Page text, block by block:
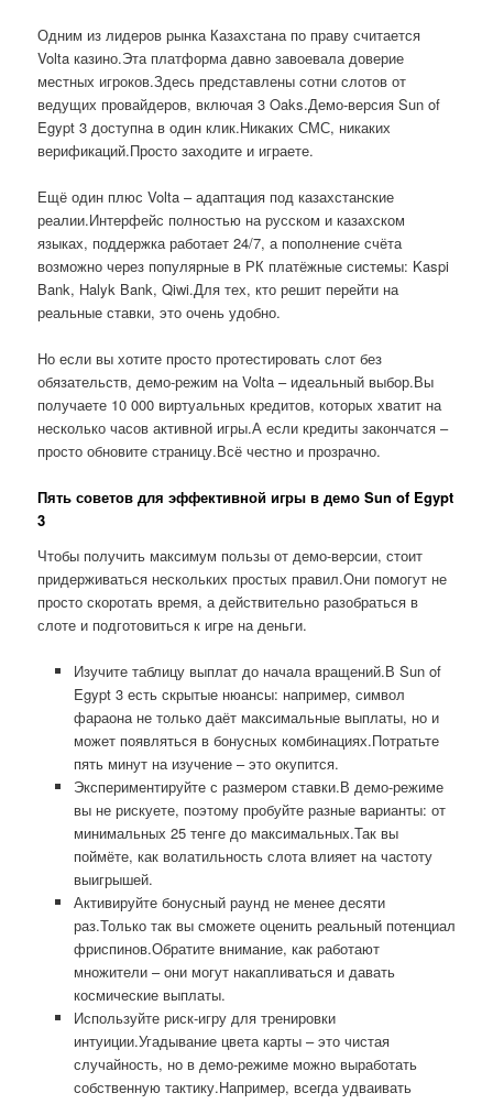
Одним из лидеров рынка Казахстана по праву считается
Volta казино.Эта платформа давно завоевала доверие
местных игроков.Здесь представлены сотни слотов от
ведущих провайдеров, включая 3 Oaks.Демо-версия Sun of
Egypt 3 доступна в один клик.Никаких СМС, никаких
верификаций.Просто заходите и играете.
Ещё один плюс Volta – адаптация под казахстанские
реалии.Интерфейс полностью на русском и казахском
языках, поддержка работает 24/7, а пополнение счёта
возможно через популярные в РК платёжные системы: Kaspi
Bank, Halyk Bank, Qiwi.Для тех, кто решит перейти на
реальные ставки, это очень удобно.
Но если вы хотите просто протестировать слот без
обязательств, демо-режим на Volta – идеальный выбор.Вы
получаете 10 000 виртуальных кредитов, которых хватит на
несколько часов активной игры.А если кредиты закончатся –
просто обновите страницу.Всё честно и прозрачно.
Пять советов для эффективной игры в демо Sun of Egypt
3
Чтобы получить максимум пользы от демо-версии, стоит
придерживаться нескольких простых правил.Они помогут не
просто скоротать время, а действительно разобраться в
слоте и подготовиться к игре на деньги.
Изучите таблицу выплат до начала вращений.В Sun of
Egypt 3 есть скрытые нюансы: например, символ
фараона не только даёт максимальные выплаты, но и
может появляться в бонусных комбинациях.Потратьте
пять минут на изучение – это окупится.
Экспериментируйте с размером ставки.В демо-режиме
вы не рискуете, поэтому пробуйте разные варианты: от
минимальных 25 тенге до максимальных.Так вы
поймёте, как волатильность слота влияет на частоту
выигрышей.
Активируйте бонусный раунд не менее десяти
раз.Только так вы сможете оценить реальный потенциал
фриспинов.Обратите внимание, как работают
множители – они могут накапливаться и давать
космические выплаты.
Используйте риск-игру для тренировки
интуиции.Угадывание цвета карты – это чистая
случайность, но в демо-режиме можно выработать
собственную тактику.Например, всегда удваивать